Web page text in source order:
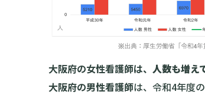
大阪府の女性看護師は、 人数も増え
大阪府の男性看護師は、令和4年度